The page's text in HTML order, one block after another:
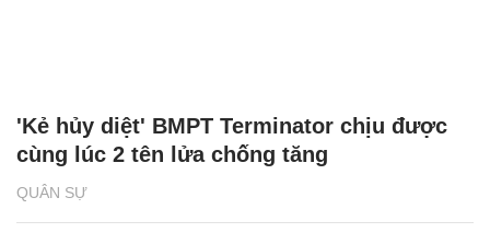
QUÂN SỰ
'Kẻ hủy diệt' BMPT Terminator chịu được
cùng lúc 2 tên lửa chống tăng